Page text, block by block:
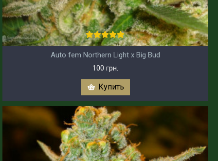
Auto fem Northern Light x Big Bud
100 грн.
Купить